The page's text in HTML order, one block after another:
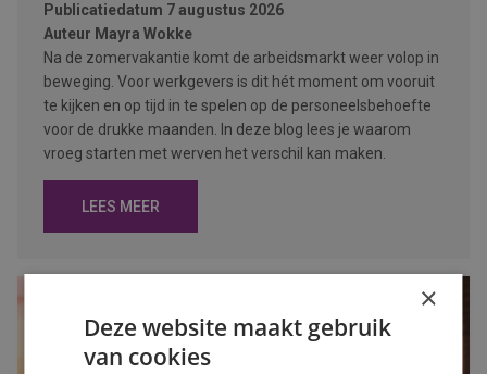
Publicatiedatum 7 augustus 2026
Auteur Mayra Wokke
Na de zomervakantie komt de arbeidsmarkt weer volop in
beweging. Voor werkgevers is dit hét moment om vooruit
te kijken en op tijd in te spelen op de personeelsbehoefte
voor de drukke maanden. In deze blog lees je waarom
vroeg starten met werven het verschil kan maken.
LEES MEER
×
Deze website maakt gebruik
van cookies